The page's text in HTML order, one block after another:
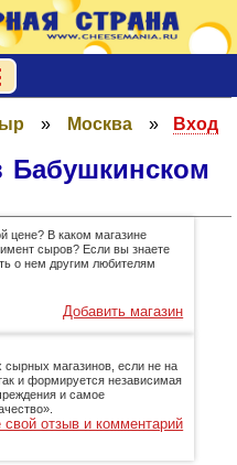
» Москва »
Вход
Бабушкинском
цене? В каком магазине
сыров? Если вы знаете
о нем другим любителям
Добавить магазин
сырных магазинов, если не на
и формируется независимая
и самое
свой отзыв и комментарий